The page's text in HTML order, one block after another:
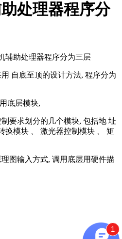
处理器程序分
辅助处理器程序分为三层
自底至顶的设计方法, 程序分为
底层模块,
要求划分的几个模块, 包括地 址
换模块 、 激光器控制模块 、 矩
图输入方式, 调用底层用硬件描
1